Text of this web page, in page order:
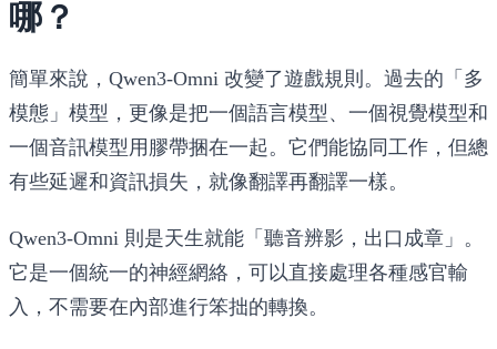
哪？
簡單來說，Qwen3-Omni 改變了遊戲規則。過去的「多
模態」模型，更像是把一個語言模型、一個視覺模型和
一個音訊模型用膠帶捆在一起。它們能協同工作，但總
有些延遲和資訊損失，就像翻譯再翻譯一樣。
Qwen3-Omni 則是天生就能「聽音辨影，出口成章」。
它是一個統一的神經網絡，可以直接處理各種感官輸
入，不需要在內部進行笨拙的轉換。